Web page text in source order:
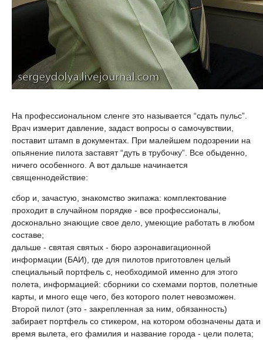
На профессиональном сленге это называется “сдать пульс”.
Врач измерит давление, задаст вопросы о самочувствии,
поставит штамп в документах. При малейшем подозрении на
опьянение пилота заставят “дуть в трубочку”. Все обыденно,
ничего особенного. А вот дальше начинается
священнодействие:
сбор и, зачастую, знакомство экипажа: комплектование
проходит в случайном порядке - все профессионалы,
досконально знающие свое дело, умеющие работать в любом
составе;
дальше - святая святых - бюро аэронавигационной
информации (БАИ), где для пилотов приготовлен целый
специальный портфель с, необходимой именно для этого
полета, информацией: сборники со схемами портов, полетные
карты, и много еще чего, без которого полет невозможен.
Второй пилот (это - закрепленная за ним, обязанность)
забирает портфель со стикером, на котором обозначены дата и
время вылета, его фамилия и название города - цели полета;